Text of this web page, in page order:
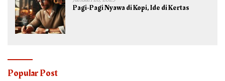
Pagi-Pagi Nyawa di Kopi, Ide di Kertas
Popular Post